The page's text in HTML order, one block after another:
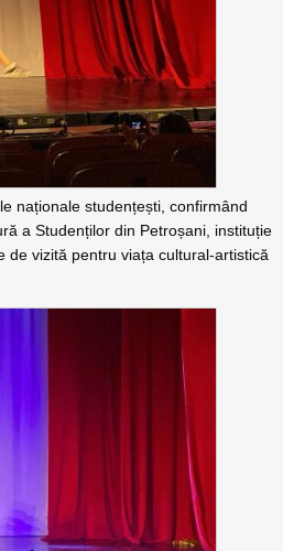
naționale studențești, confirmând
a Studenților din Petroșani, instituție
de vizită pentru viața cultural-artistică